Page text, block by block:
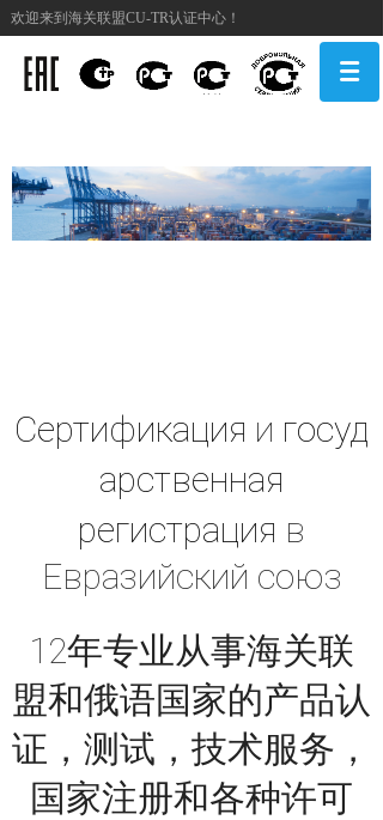
欢迎来到海关联盟CU-TR认证中心！
Сертификация и госуд
арственная
регистрация в
Евразийский союз
12年专业从事海关联
盟和俄语国家的产品认
证，测试，技术服务，
国家注册和各种许可